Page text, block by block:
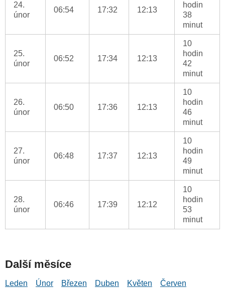
24.
únor
06:54 17:32 12:13
hodin
38
minut
25.
únor
06:52 17:34 12:13
10
hodin
42
minut
26.
únor
06:50 17:36 12:13
10
hodin
46
minut
27.
únor
06:48 17:37 12:13
10
hodin
49
minut
28.
únor
06:46 17:39 12:12
10
hodin
53
minut
Další měsíce
Leden Únor Březen Duben Květen
Červen